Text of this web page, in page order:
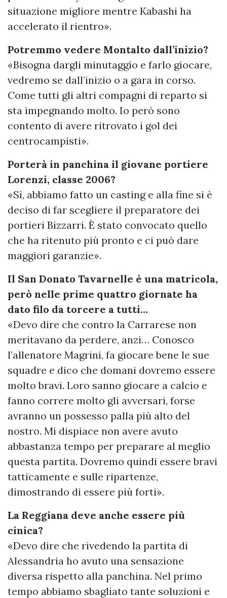
situazione migliore mentre Kabashi ha
accelerato il rientro».
Potremmo vedere Montalto dall’inizio?
«Bisogna dargli minutaggio e farlo giocare,
vedremo se dall’inizio o a gara in corso.
Come tutti gli altri compagni di reparto si
sta impegnando molto. Io però sono
contento di avere ritrovato i gol dei
centrocampisti».
Porterà in panchina il giovane portiere
Lorenzi, classe 2006?
«Sì, abbiamo fatto un casting e alla fine si è
deciso di far scegliere il preparatore dei
portieri Bizzarri. È stato convocato quello
che ha ritenuto più pronto e ci può dare
maggiori garanzie».
Il San Donato Tavarnelle è una matricola,
però nelle prime quattro giornate ha
dato filo da torcere a tutti…
«Devo dire che contro la Carrarese non
meritavano da perdere, anzi… Conosco
l’allenatore Magrini, fa giocare bene le sue
squadre e dico che domani dovremo essere
molto bravi. Loro sanno giocare a calcio e
fanno correre molto gli avversari, forse
avranno un possesso palla più alto del
nostro. Mi dispiace non avere avuto
abbastanza tempo per preparare al meglio
questa partita. Dovremo quindi essere bravi
tatticamente e sulle ripartenze,
dimostrando di essere più forti».
La Reggiana deve anche essere più
cinica?
«Devo dire che rivedendo la partita di
Alessandria ho avuto una sensazione
diversa rispetto alla panchina. Nel primo
tempo abbiamo sbagliato tante soluzioni e